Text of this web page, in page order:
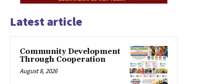
Latest article
Community Development
Through Cooperation
August 8, 2026